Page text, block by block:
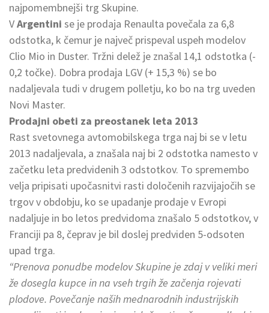
najpomembnejši trg Skupine.
VArgentini se je prodaja Renaulta povečala za 6,8
odstotka, k čemur je največ prispeval uspeh modelov
Clio Mio in Duster. Tržni delež je znašal 14,1 odstotka (-
0,2 točke). Dobra prodaja LGV (+ 15,3 %) se bo
nadaljevala tudi v drugem polletju, ko bo na trg uveden
Novi Master.
Prodajni obeti za preostanek leta 2013
Rast svetovnega avtomobilskega trga naj bi se v letu
2013 nadaljevala, a znašala naj bi 2 odstotka namesto v
začetku leta predvidenih 3 odstotkov. To spremembo
velja pripisati upočasnitvi rasti določenih razvijajočih se
trgov v obdobju, ko se upadanje prodaje v Evropi
nadaljuje in bo letos predvidoma znašalo 5 odstotkov, v
Franciji pa 8, čeprav je bil doslej predviden 5-odsoten
upad trga.
“Prenova ponudbe modelov Skupine je zdaj v veliki meri
že dosegla kupce in na vseh trgih že začenja rojevati
plodove. Povečanje naših mednarodnih industrijskih